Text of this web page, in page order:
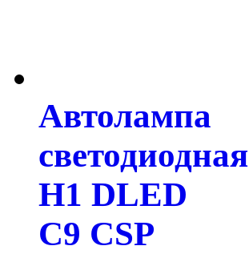
Автолампа
светодиодная
H1 DLED
C9 CSP